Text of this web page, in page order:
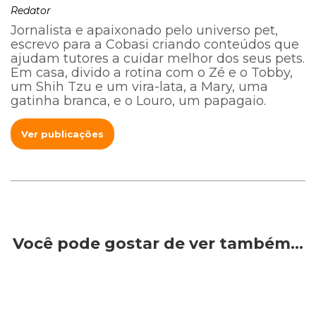
Redator
Jornalista e apaixonado pelo universo pet,
escrevo para a Cobasi criando conteúdos que
ajudam tutores a cuidar melhor dos seus pets.
Em casa, divido a rotina com o Zé e o Tobby,
um Shih Tzu e um vira-lata, a Mary, uma
gatinha branca, e o Louro, um papagaio.
Ver publicações
Você pode gostar de ver também…